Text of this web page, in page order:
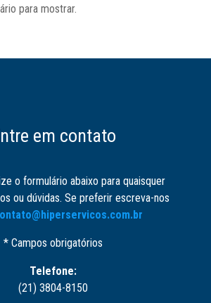
para mostrar.
em contato
o formulário abaixo para quaisquer
ou dúvidas. Se preferir escreva-nos
* Campos obrigatórios
Telefone:
(21) 3804-8150